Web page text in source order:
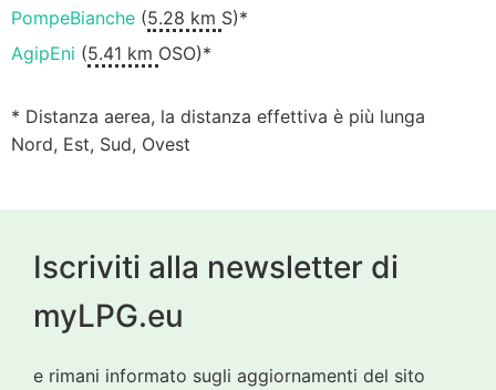
PompeBianche (5.28 km S)*
AgipEni (5.41 km OSO)*
* Distanza aerea, la distanza effettiva è più lunga
Nord, Est, Sud, Ovest
Iscriviti alla newsletter di
myLPG.eu
e rimani informato sugli aggiornamenti del sito